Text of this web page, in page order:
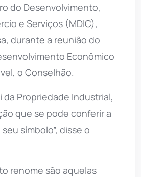
do Desenvolvimento,
e Serviços (MDIC),
durante a reunião do
Econômico
o Conselhão.
da Propriedade Industrial,
que se pode conferir a
símbolo”, disse o
renome são aquelas